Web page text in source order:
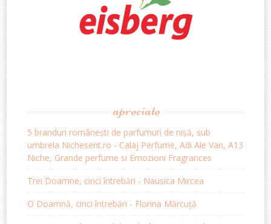
apreciate
5 branduri românești de parfumuri de nișă, sub
umbrela Nichesent.ro - Calaj Perfume, Adi Ale Van, A13
Niche, Grande perfume si Emozioni Fragrances
Trei Doamne, cinci întrebări - Nausica Mircea
O Doamnă, cinci întrebări - Florina Mărcuță